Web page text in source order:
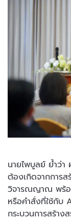
นายไพบูลย์ ย้ำว่า
ต้องเกิดจากการ
วิจารณญาณ พร้อ
หรือคำสั่งที่ใช้กับ
กระบวนการสร้า